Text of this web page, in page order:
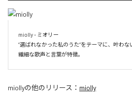
miolly - ミオリー
”選ばれなかった私のうた”をテーマに、叶わな
miollyの他のリリース： miolly